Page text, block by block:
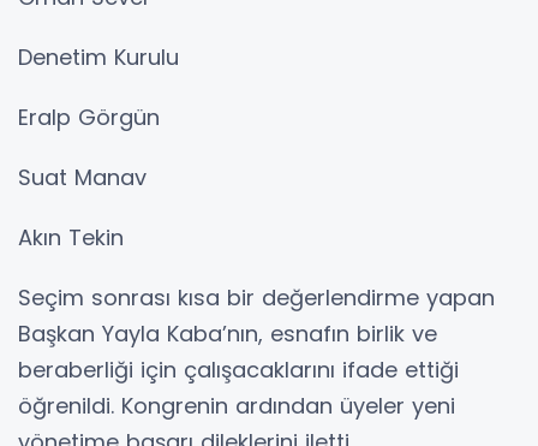
Denetim Kurulu
Eralp Görgün
Suat Manav
Akın Tekin
Seçim sonrası kısa bir değerlendirme yapan
Başkan Yayla Kaba’nın, esnafın birlik ve
beraberliği için çalışacaklarını ifade ettiği
öğrenildi. Kongrenin ardından üyeler yeni